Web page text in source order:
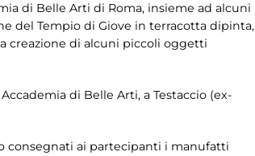
di Belle Arti di Roma, insieme ad alcuni
del Tempio di Giove in terracotta dipinta,
creazione di alcuni piccoli oggetti
di Belle Arti, a Testaccio (ex-
consegnati ai partecipanti i manufatti